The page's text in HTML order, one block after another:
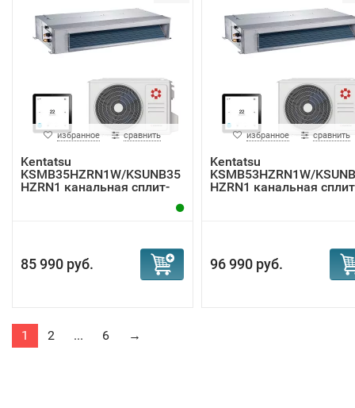
избранное сравнить
Kentatsu
KSMB35HZRN1W/KSUNB35
HZRN1 канальная сплит-
85 990 руб.
избранное сравнить
Kentatsu
KSMB53HZRN1W/
HZRN1 канальная
96 990 руб.
1 2 ... 6 →